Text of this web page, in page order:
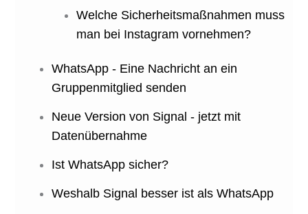
Welche Sicherheitsmaßnahmen muss
man bei Instagram vornehmen?
WhatsApp - Eine Nachricht an ein
Gruppenmitglied senden
Neue Version von Signal - jetzt mit
Datenübernahme
Ist WhatsApp sicher?
Weshalb Signal besser ist als WhatsApp